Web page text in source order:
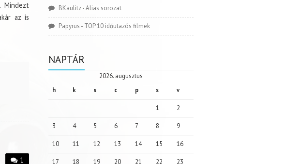
Mindezt
az is
1
BKaulitz-Alias sorozat
Papyrus - TOP 10 időutazós filmek
NAPTÁR
2026. augusztus
h
k s c p s v
1 2
3 4 5 6 7 8 9
10 11 12 13 14 15 16
17 18 19 20 21 22 23